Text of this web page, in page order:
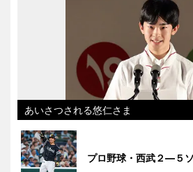
あいさつされる悠仁さま
プロ野球・西武２―５